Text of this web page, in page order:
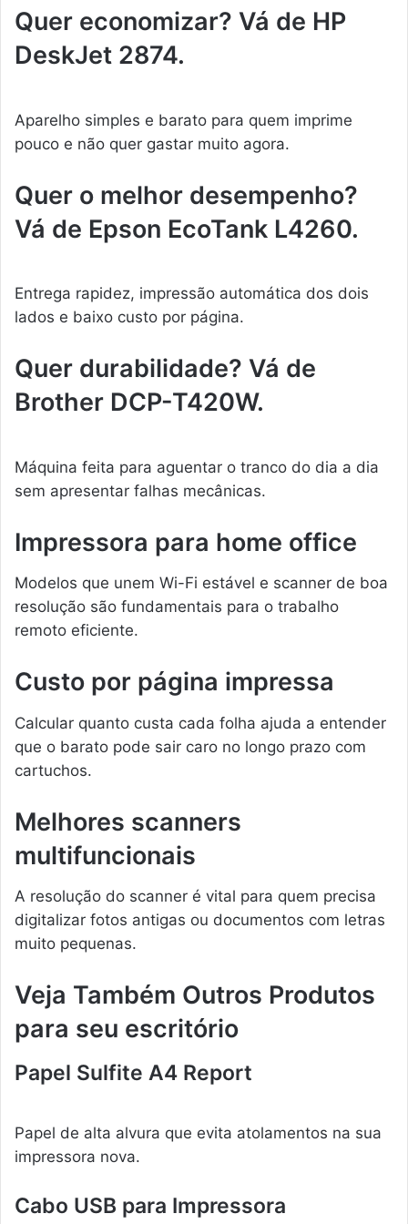
Quer economizar? Vá de HP
DeskJet 2874.
Aparelho simples e barato para quem imprime
pouco e não quer gastar muito agora.
Quer o melhor desempenho?
Vá de Epson EcoTank L4260.
Entrega rapidez, impressão automática dos dois
lados e baixo custo por página.
Quer durabilidade? Vá de
Brother DCP-T420W.
Máquina feita para aguentar o tranco do dia a dia
sem apresentar falhas mecânicas.
Impressora para home office
Modelos que unem Wi-Fi estável e scanner de boa
resolução são fundamentais para o trabalho
remoto eficiente.
Custo por página impressa
Calcular quanto custa cada folha ajuda a entender
que o barato pode sair caro no longo prazo com
cartuchos.
Melhores scanners
multifuncionais
A resolução do scanner é vital para quem precisa
digitalizar fotos antigas ou documentos com letras
muito pequenas.
Veja Também Outros Produtos
para seu escritório
Papel Sulfite A4 Report
Papel de alta alvura que evita atolamentos na sua
impressora nova.
Cabo USB para Impressora